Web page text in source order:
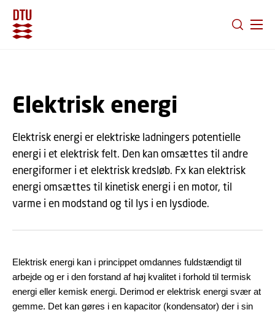
Elektrisk energi
Elektrisk energi er elektriske ladningers potentielle
energi i et elektrisk felt. Den kan omsættes til andre
energiformer i et elektrisk kredsløb. Fx kan elektrisk
energi omsættes til kinetisk energi i en motor, til
varme i en modstand og til lys i en lysdiode.
Elektrisk energi kan i princippet omdannes fuldstændigt til
arbejde og er i den forstand af høj kvalitet i forhold til termisk
energi eller kemisk energi. Derimod er elektrisk energi svær at
gemme. Det kan gøres i en kapacitor (kondensator) der i sin